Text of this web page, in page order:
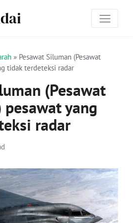
» Pesawat Siluman (Pesawat
tidak terdeteksi radar
(Pesawat
yang
radar